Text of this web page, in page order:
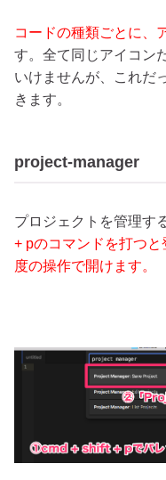
コードの種類ごとに、
す。全て同じアイコン
いけませんが、これだ
きます。
project-manager
プロジェクトを管理す
+ pのコマンドを打つ
度の操作で開けます。